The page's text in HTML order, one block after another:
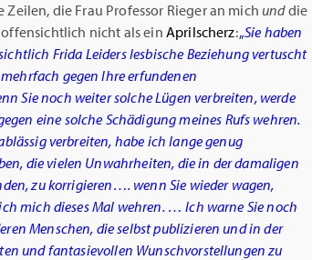
die Frau Professor Rieger an michunddie
offensichtlich nicht als einAprilscherz:„Sie haben
Frida Leiders lesbische Beziehung vertuscht
gegen Ihre erfundenen
Sie noch weiter solche Lügen verbreiten, werde
eine solche Schädigung meines Rufs wehren.
verbreiten, habe ich lange genug
die vielen Unwahrheiten, die in der damaligen
zu korrigieren…. wenn Sie wieder wagen,
mich dieses Mal wehren. … Ich warne Sie noch
Menschen, die selbst publizieren und in der
und fantasievollen Wunschvorstellungen zu